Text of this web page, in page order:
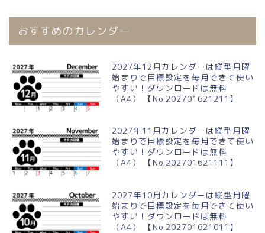
おすすめのカレンダー
2027年12月カレンダーは縦型月曜
始まりで目標設定を毎月できて使い
やすい！ダウンロードは無料
（A4） 【No.202701621211】
2027年11月カレンダーは縦型月曜
始まりで目標設定を毎月できて使い
やすい！ダウンロードは無料
（A4） 【No.202701621111】
2027年10月カレンダーは縦型月曜
始まりで目標設定を毎月できて使い
やすい！ダウンロードは無料
（A4） 【No.202701621011】